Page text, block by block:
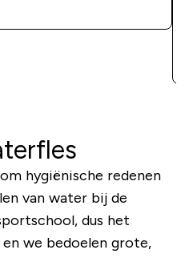
hygiënische redenen
van water bij de
dus het
we bedoelen grote,